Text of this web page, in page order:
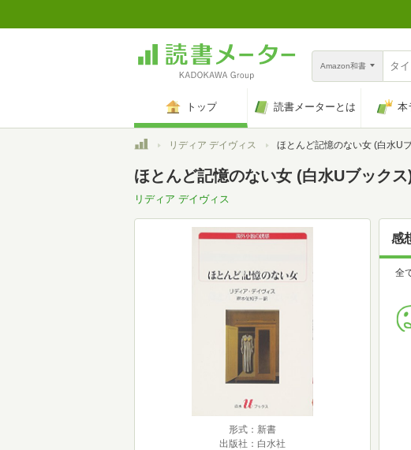
Amazon和書
トップ 読書メーターとは 本
トップリディア デイヴィス ほとんど記憶のない女 (白水Uブッ
ほとんど記憶のない女 (白水Uブックス
リディア デイヴィス
形式：新書
出版社：白水社
感
全